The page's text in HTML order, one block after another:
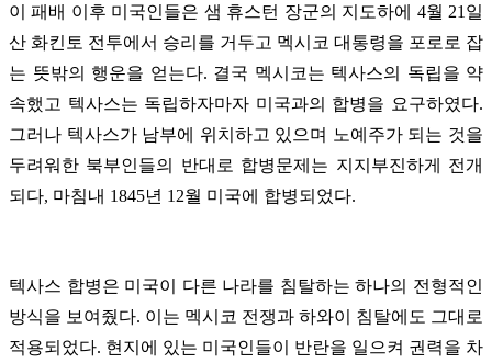
이 패배 이후 미국인들은 샘 휴스턴 장군의 지도하에 4월 21일
산 화킨토 전투에서 승리를 거두고 멕시코 대통령을 포로로 잡
는 뜻밖의 행운을 얻는다. 결국 멕시코는 텍사스의 독립을 약
속했고 텍사스는 독립하자마자 미국과의 합병을 요구하였다.
그러나 텍사스가 남부에 위치하고 있으며 노예주가 되는 것을
두려워한 북부인들의 반대로 합병문제는 지지부진하게 전개
되다, 마침내 1845년 12월 미국에 합병되었다.
텍사스 합병은 미국이 다른 나라를 침탈하는 하나의 전형적인
방식을 보여줬다. 이는 멕시코 전쟁과 하와이 침탈에도 그대로
적용되었다. 현지에 있는 미국인들이 반란을 일으켜 권력을 차